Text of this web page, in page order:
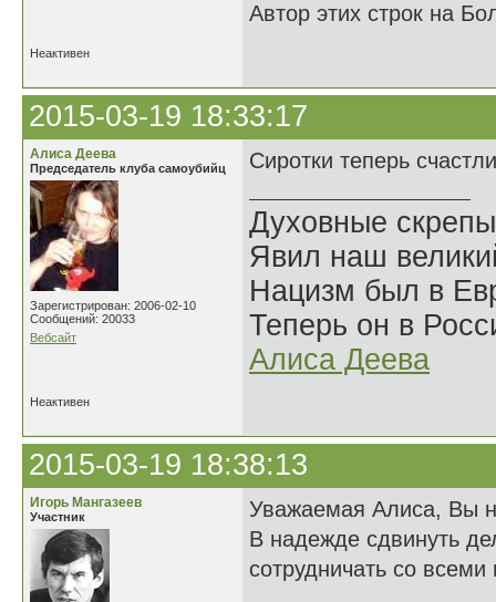
Автор этих строк на
Неактивен
2015-03-19 18:33:17
Алиса Деева
Председатель клуба самоубийц
Зарегистрирован: 2006-02-10
Сообщений: 20033
Вебсайт
Сиротки теперь
Духовные
Явил наш
Нацизм был в
Теперь он в
Алиса Деева
Неактивен
2015-03-19 18:38:13
Игорь Мангазеев
Участник
Уважаемая Алиса, Вы
В надежде сдвинуть
сотрудничать со